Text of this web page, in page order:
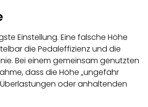
Einstellung. Eine falsche Höhe
die Pedaleffizienz und die
Bei einem gemeinsam genutzten
dass die Höhe „ungefähr
oder anhaltenden